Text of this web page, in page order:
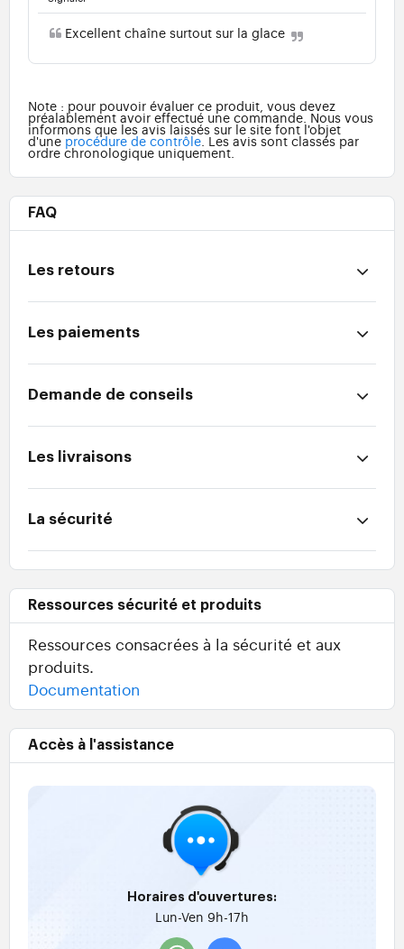
Excellent chaîne surtout sur la glace
Note : pour pouvoir évaluer ce produit, vous devez
préalablement avoir effectué une commande. Nous vous
informons que les avis laissés sur le site font l'objet
d'une procédure de contrôle . Les avis sont classés par
ordre chronologique uniquement.
FAQ
Les retours
Les paiements
Demande de conseils
Les livraisons
La sécurité
Ressources sécurité et produits
Ressources consacrées à la sécurité et aux
produits.
Documentation
Accès à l'assistance
Horaires d'ouvertures:
Lun-Ven 9h-17h